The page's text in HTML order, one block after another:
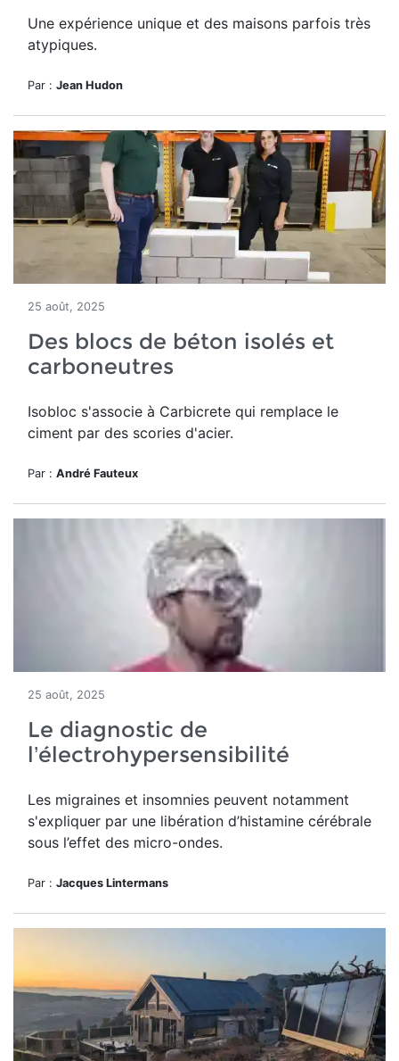
Une expérience unique et des maisons parfois très
atypiques.
Par : Jean Hudon
25 août, 2025
Des blocs de béton isolés et
carboneutres
Isobloc s'associe à Carbicrete qui remplace le
ciment par des scories d'acier.
Par : André Fauteux
25 août, 2025
Le diagnostic de
l’électrohypersensibilité
Les migraines et insomnies peuvent notamment
s'expliquer par une libération d’histamine cérébrale
sous l’effet des micro-ondes.
Par : Jacques Lintermans